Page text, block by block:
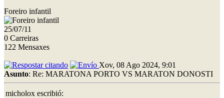
Foreiro infantil
25/07/11
0 Carreiras
122 Mensaxes
Xov, 08 Ago 2024, 9:01
Asunto: Re: MARATONA PORTO VS MARATON DONOSTI
micholox escribió: